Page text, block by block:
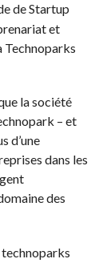
de Startup
et
Technoparks
la société
– et
d’une
dans les
des